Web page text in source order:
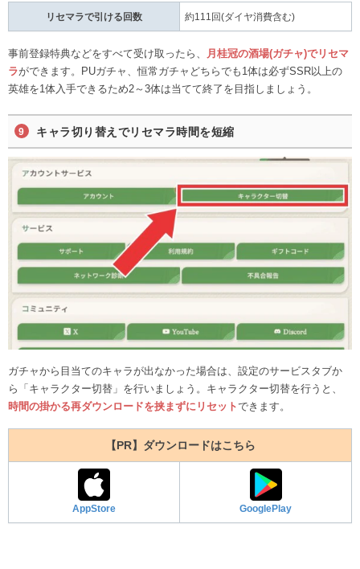
リセマラで引ける回数 約111回(ダイヤ消費含む)
事前登録特典などをすべて受け取ったら、
月桂冠の酒場(ガチャ)でリセマ
ラができます。PUガチャ、恒常ガチャどちらでも1体は必ずSSR以上の
英雄を1体入手できるため2～3体は当てて終了を目指しましょう。
キャラ切り替えでリセマラ時間を短縮
ガチャから目当てのキャラが出なかった場合は、設定のサービスタブか
ら「キャラクター切替」を行いましょう。キャラクター切替を行うと、
時間の掛かる再ダウンロードを挟まずにリセットできます。
【PR】ダウンロードはこちら
AppStore GooglePlay